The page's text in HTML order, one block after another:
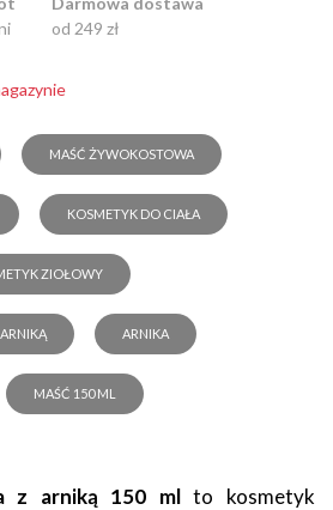
od 249 zł
MAŚĆ ŻYWOKOSTOWA
KOSMETYK DO CIAŁA
ZIOŁOWY
ARNIKA
MAŚĆ 150 ML
z arniką 150 mlto kosmetyk